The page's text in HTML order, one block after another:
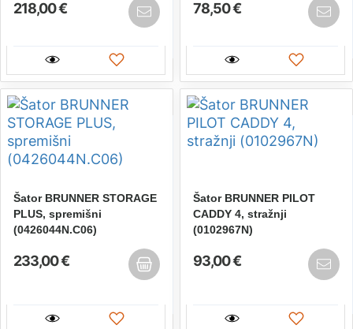
218,00 € 78,50 €
Šator BRUNNER STORAGE
PLUS, spremišni
(0426044N.C06)
233,00 €
Šator BRUNNER PILOT
CADDY 4, stražnji
(0102967N)
93,00 €